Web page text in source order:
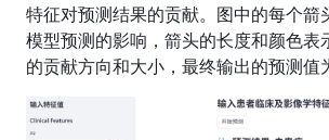
特征对预测结果的贡献。图中的每个箭
模型预测的影响，箭头的长度和颜色表
的贡献方向和大小，最终输出的预测值